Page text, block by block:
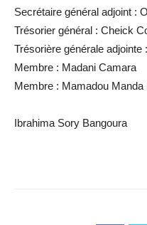
Secrétaire général adjoint :
Trésorier général : Cheick
Trésorière générale
Membre : Madani Camara
Membre : Mamadou Manda
Ibrahima Sory Bangoura